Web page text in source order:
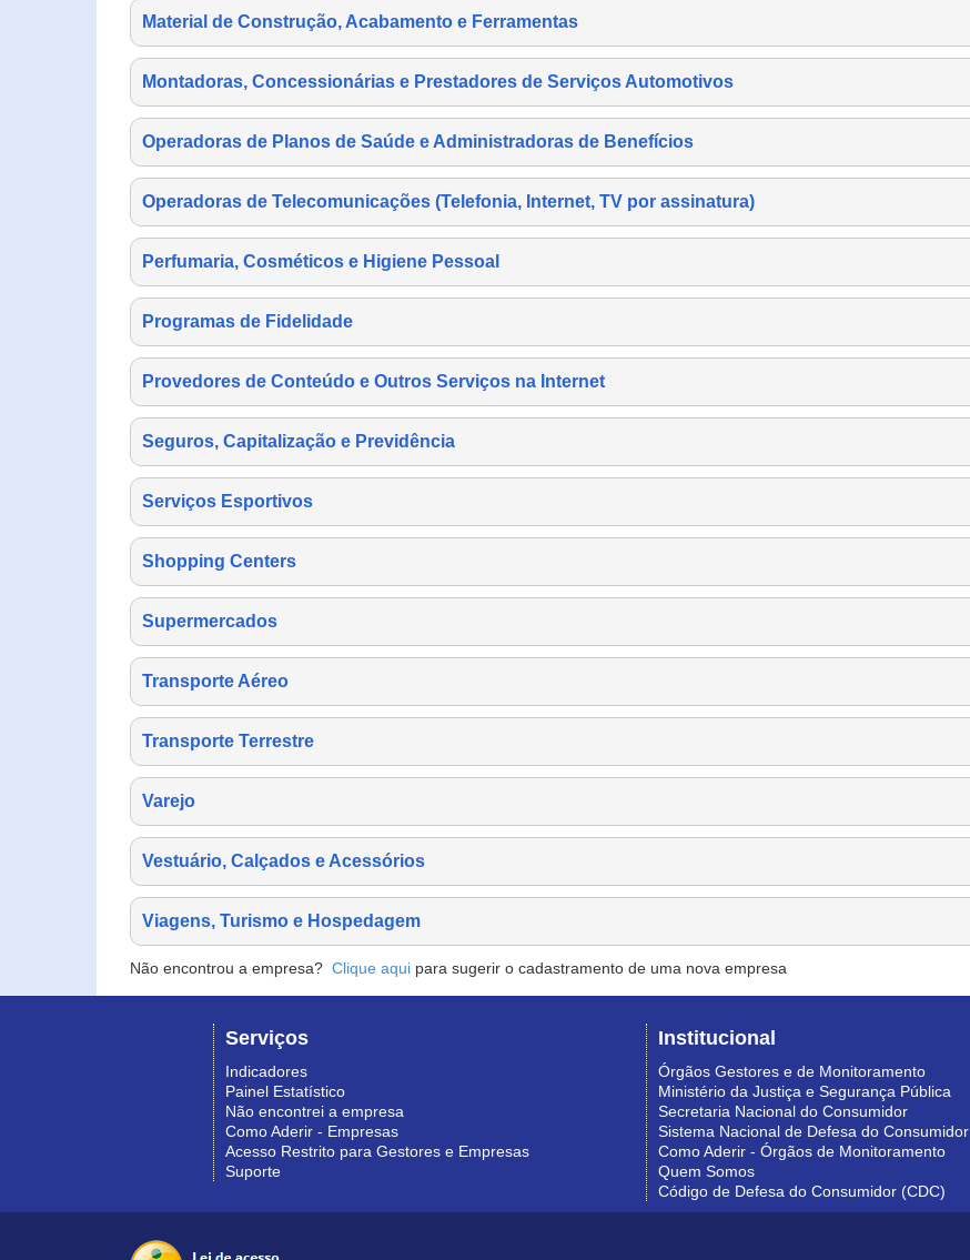
Material de Construção, Acabamento e Ferramentas
Montadoras, Concessionárias e Prestadores de Serviços Automotivos
Operadoras de Planos de Saúde e Administradoras de Benefícios
Operadoras de Telecomunicações (Telefonia, Internet, TV por assinatura)
Perfumaria, Cosméticos e Higiene Pessoal
Programas de Fidelidade
Provedores de Conteúdo e Outros Serviços na Internet
Seguros, Capitalização e Previdência
Serviços Esportivos
Shopping Centers
Supermercados
Transporte Aéreo
Transporte Terrestre
Varejo
Vestuário, Calçados e Acessórios
Viagens, Turismo e Hospedagem
Não encontrou a empresa? Clique aqui para sugerir o cadastramento de uma nova empresa
Serviços
Indicadores
Painel Estatístico
Não encontrei a empresa
Como Aderir - Empresas
Acesso Restrito para Gestores e Empresas
Suporte
Institucional
Órgãos Gestores e de Monitoramento
Ministério da Justiça e Segurança Pública
Secretaria Nacional do Consumidor
Sistema Nacional de Defesa do Consumidor
Como Aderir - Órgãos de Monitoramento
Quem Somos
Código de Defesa do Consumidor (CDC)